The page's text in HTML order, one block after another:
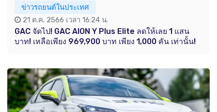
ข่าวรถยนต์ในประเทศ
21 ต.ค. 2566 เวลา 16:24 น.
GAC จัดไป! GAC AION Y Plus Elite ลดให้เลย 1 แสน
บาท! เหลือเพียง 969,900 บาท เพียง 1,000 คัน เท่านั้น!